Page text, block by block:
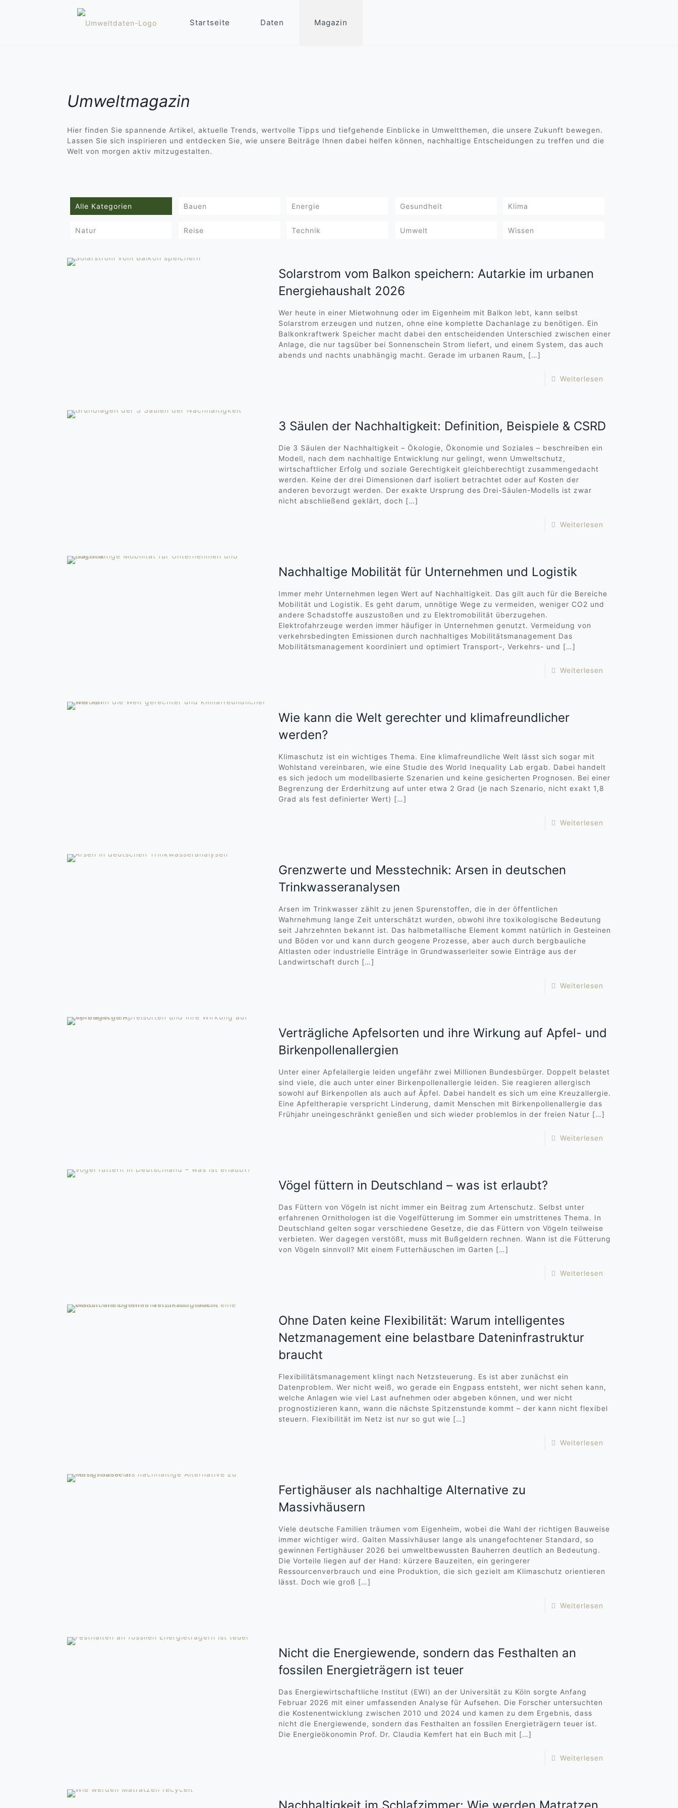
Startseite Daten Magazin
Umweltmagazin
Hier finden Sie spannende Artikel, aktuelle Trends, wertvolle Tipps und tiefgehende Einblicke in Umweltthemen, die unsere Zukunft bewegen.
Lassen Sie sich inspirieren und entdecken Sie, wie unsere Beiträge Ihnen dabei helfen können, nachhaltige Entscheidungen zu treffen und die
Welt von morgen aktiv mitzugestalten.
Alle Kategorien Bauen Energie Gesundheit Klima
Natur Reise Technik Umwelt Wissen
Solarstrom vom Balkon speichern: Autarkie im urbanen
Energiehaushalt 2026
Wer heute in einer Mietwohnung oder im Eigenheim mit Balkon lebt, kann selbst
Solarstrom erzeugen und nutzen, ohne eine komplette Dachanlage zu benötigen. Ein
Balkonkraftwerk Speicher macht dabei den entscheidenden Unterschied zwischen einer
Anlage, die nur tagsüber bei Sonnenschein Strom liefert, und einem System, das auch
abends und nachts unabhängig macht. Gerade im urbanen Raum, […]
Weiterlesen
3 Säulen der Nachhaltigkeit: Definition, Beispiele & CSRD
Die 3 Säulen der Nachhaltigkeit – Ökologie, Ökonomie und Soziales – beschreiben ein
Modell, nach dem nachhaltige Entwicklung nur gelingt, wenn Umweltschutz,
wirtschaftlicher Erfolg und soziale Gerechtigkeit gleichberechtigt zusammengedacht
werden. Keine der drei Dimensionen darf isoliert betrachtet oder auf Kosten der
anderen bevorzugt werden. Der exakte Ursprung des Drei-Säulen-Modells ist zwar
nicht abschließend geklärt, doch […]
Weiterlesen
Nachhaltige Mobilität für Unternehmen und Logistik
Immer mehr Unternehmen legen Wert auf Nachhaltigkeit. Das gilt auch für die Bereiche
Mobilität und Logistik. Es geht darum, unnötige Wege zu vermeiden, weniger CO2 und
andere Schadstoffe auszustoßen und zu Elektromobilität überzugehen.
Elektrofahrzeuge werden immer häufiger in Unternehmen genutzt. Vermeidung von
verkehrsbedingten Emissionen durch nachhaltiges Mobilitätsmanagement Das
Mobilitätsmanagement koordiniert und optimiert Transport-, Verkehrs- und […]
Weiterlesen
Wie kann die Welt gerechter und klimafreundlicher
werden?
Klimaschutz ist ein wichtiges Thema. Eine klimafreundliche Welt lässt sich sogar mit
Wohlstand vereinbaren, wie eine Studie des World Inequality Lab ergab. Dabei handelt
es sich jedoch um modellbasierte Szenarien und keine gesicherten Prognosen. Bei einer
Begrenzung der Erderhitzung auf unter etwa 2 Grad (je nach Szenario, nicht exakt 1,8
Grad als fest definierter Wert) […]
Weiterlesen
Grenzwerte und Messtechnik: Arsen in deutschen
Trinkwasseranalysen
Arsen im Trinkwasser zählt zu jenen Spurenstoffen, die in der öffentlichen
Wahrnehmung lange Zeit unterschätzt wurden, obwohl ihre toxikologische Bedeutung
seit Jahrzehnten bekannt ist. Das halbmetallische Element kommt natürlich in Gesteinen
und Böden vor und kann durch geogene Prozesse, aber auch durch bergbauliche
Altlasten oder industrielle Einträge in Grundwasserleiter sowie Einträge aus der
Landwirtschaft durch […]
Weiterlesen
Verträgliche Apfelsorten und ihre Wirkung auf Apfel- und
Birkenpollenallergien
Unter einer Apfelallergie leiden ungefähr zwei Millionen Bundesbürger. Doppelt belastet
sind viele, die auch unter einer Birkenpollenallergie leiden. Sie reagieren allergisch
sowohl auf Birkenpollen als auch auf Äpfel. Dabei handelt es sich um eine Kreuzallergie.
Eine Apfeltherapie verspricht Linderung, damit Menschen mit Birkenpollenallergie das
Frühjahr uneingeschränkt genießen und sich wieder problemlos in der freien Natur […]
Weiterlesen
Vögel füttern in Deutschland – was ist erlaubt?
Das Füttern von Vögeln ist nicht immer ein Beitrag zum Artenschutz. Selbst unter
erfahrenen Ornithologen ist die Vogelfütterung im Sommer ein umstrittenes Thema. In
Deutschland gelten sogar verschiedene Gesetze, die das Füttern von Vögeln teilweise
verbieten. Wer dagegen verstößt, muss mit Bußgeldern rechnen. Wann ist die Fütterung
von Vögeln sinnvoll? Mit einem Futterhäuschen im Garten […]
Weiterlesen
Ohne Daten keine Flexibilität: Warum intelligentes
Netzmanagement eine belastbare Dateninfrastruktur
braucht
Flexibilitätsmanagement klingt nach Netzsteuerung. Es ist aber zunächst ein
Datenproblem. Wer nicht weiß, wo gerade ein Engpass entsteht, wer nicht sehen kann,
welche Anlagen wie viel Last aufnehmen oder abgeben können, und wer nicht
prognostizieren kann, wann die nächste Spitzenstunde kommt – der kann nicht flexibel
steuern. Flexibilität im Netz ist nur so gut wie […]
Weiterlesen
Fertighäuser als nachhaltige Alternative zu
Massivhäusern
Viele deutsche Familien träumen vom Eigenheim, wobei die Wahl der richtigen Bauweise
immer wichtiger wird. Galten Massivhäuser lange als unangefochtener Standard, so
gewinnen Fertighäuser 2026 bei umweltbewussten Bauherren deutlich an Bedeutung.
Die Vorteile liegen auf der Hand: kürzere Bauzeiten, ein geringerer
Ressourcenverbrauch und eine Produktion, die sich gezielt am Klimaschutz orientieren
lässt. Doch wie groß […]
Weiterlesen
Nicht die Energiewende, sondern das Festhalten an
fossilen Energieträgern ist teuer
Das Energiewirtschaftliche Institut (EWI) an der Universität zu Köln sorgte Anfang
Februar 2026 mit einer umfassenden Analyse für Aufsehen. Die Forscher untersuchten
die Kostenentwicklung zwischen 2010 und 2024 und kamen zu dem Ergebnis, dass
nicht die Energiewende, sondern das Festhalten an fossilen Energieträgern teuer ist.
Die Energieökonomin Prof. Dr. Claudia Kemfert hat ein Buch mit […]
Weiterlesen
Nachhaltigkeit im Schlafzimmer: Wie werden Matratzen